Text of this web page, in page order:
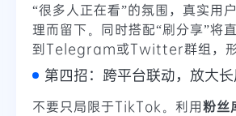
“很多人正在看”的氛围，真实用
理而留下。同时搭配“刷分享”将
到Telegram或Twitter群组，形
第四招：跨平台联动，放大
不要只局限于TikTok。利用粉丝